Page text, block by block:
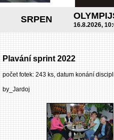
SRPEN
16.8.2026,
Plavání sprint 2022
počet fotek: 243 ks, datum konání
by_Jardoj